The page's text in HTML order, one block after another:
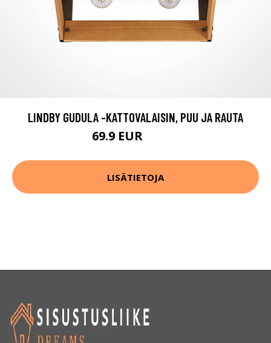
LINDBY GUDULA -KATTOVALAISIN, PUU JA RAUTA
69.9 EUR
LISÄTIETOJA